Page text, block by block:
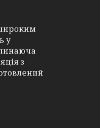
у
з